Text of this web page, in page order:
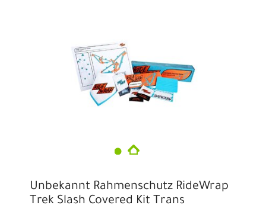
Unbekannt Rahmenschutz RideWrap
Trek Slash Covered Kit Trans